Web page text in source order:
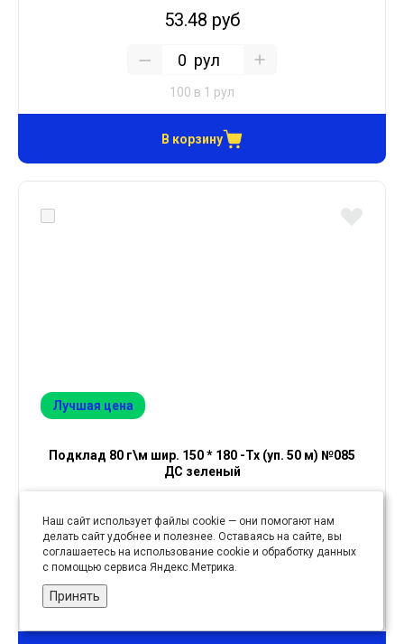
53.48 руб
рул
100 в 1 рул
В корзину
Лучшая цена
Подклад 80 г\м шир. 150 * 180 -Тх (уп. 50 м) №085
ДС зеленый
53.48 руб
рул
Наш сайт использует файлы cookie — они помогают нам
делать сайт удобнее и полезнее. Оставаясь на сайте, вы
соглашаетесь на использование cookie и обработку данных
с помощью сервиса Яндекс.Метрика.
Принять